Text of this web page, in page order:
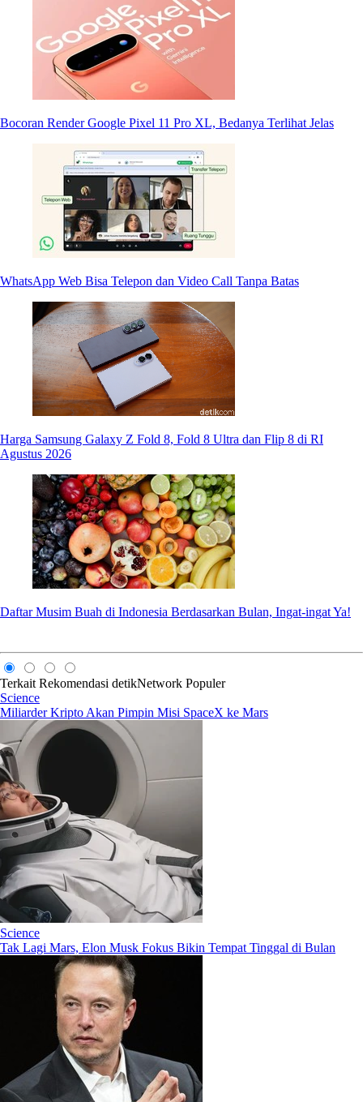
Bocoran Render Google Pixel 11 Pro XL, Bedanya Terlihat Jelas
WhatsApp Web Bisa Telepon dan Video Call Tanpa Batas
Harga Samsung Galaxy Z Fold 8, Fold 8 Ultra dan Flip 8 di RI
Agustus 2026
Daftar Musim Buah di Indonesia Berdasarkan Bulan, Ingat-ingat Ya!
Terkait Rekomendasi detikNetwork Populer
Science
Miliarder Kripto Akan Pimpin Misi SpaceX ke Mars
Science
Tak Lagi Mars, Elon Musk Fokus Bikin Tempat Tinggal di Bulan